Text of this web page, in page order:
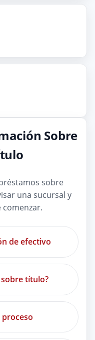
Sobre
sobre
una sucursal y
de efectivo
título?